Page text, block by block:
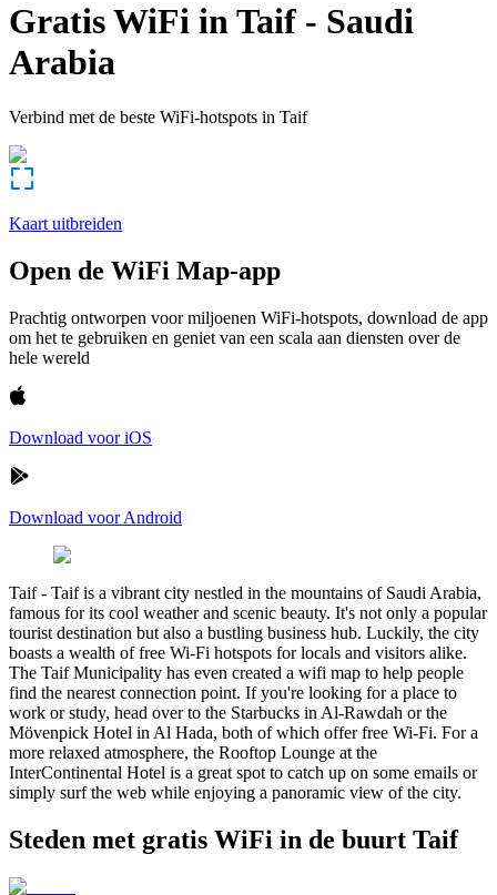
Gratis WiFi inTaif - Saudi
Arabia
Verbind met de beste WiFi-hotspots in Taif
Kaart uitbreiden
Open de WiFi Map-app
Prachtig ontworpen voor miljoenen WiFi-hotspots, download de app
om het te gebruiken en geniet van een scala aan diensten over de
hele wereld
Download voor iOS
Download voor Android
Taif- Taif is a vibrant city nestled in the mountains of Saudi Arabia,
famous for its cool weather and scenic beauty. It's not only a popular
tourist destination but also a bustling business hub. Luckily, the city
boasts a wealth of free Wi-Fi hotspots for locals and visitors alike.
The Taif Municipality has even created a wifi map to help people
find the nearest connection point. If you're looking for a place to
work or study, head over to the Starbucks in Al-Rawdah or the
Mövenpick Hotel in Al Hada, both of which offer free Wi-Fi. For a
more relaxed atmosphere, the Rooftop Lounge at the
InterContinental Hotel is a great spot to catch up on some emails or
simply surf the web while enjoying a panoramic view of the city.
Steden met gratis WiFi in de buurt Taif